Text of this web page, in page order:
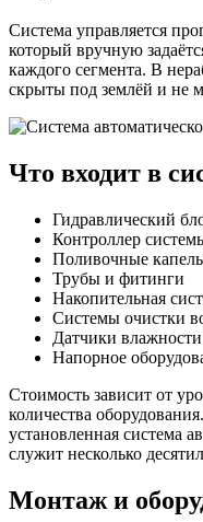
Система управляется
который вручную
каждого сегмента. В
скрыты под землёй и не
Что входит в
Гидравлический
Контроллер
Поливочные
Трубы и фитинги
Накопительная
Системы очистки
Датчики
Напорное
Стоимость зависит от
количества
установленная система
служит несколько
Монтаж и